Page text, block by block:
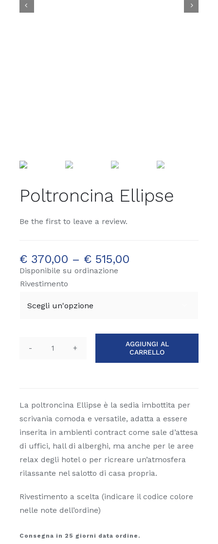
 
Poltroncina Ellipse
Be the first to leave a review.
€370,00 – €515,00
Disponibile su ordinazione
Rivestimento
AGGIUNGI AL
CARRELLO
La poltroncina Ellipse è la sedia imbottita per
scrivania comoda e versatile, adatta a essere
inserita in ambienti contract come sale d’attesa
di uffici, hall di alberghi, ma anche per le aree
relax degli hotel o per ricreare un’atmosfera
rilassante nel salotto di casa propria.
Rivestimento a scelta (indicare il codice colore
nelle note dell’ordine)
Consegna in 25 giorni data ordine.